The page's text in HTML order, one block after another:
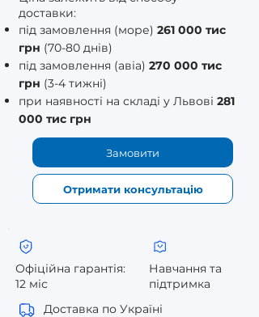
доставки:
під замовлення (море) 261 000 тис
грн (70-80 днів)
під замовлення (авіа) 270 000 тис
грн (3-4 тижні)
при наявності на складі у Львові 281
000 тис грн
Замовити
Отримати консультацію
Офіційна гарантія:
12 міс
Навчання та
підтримка
Доставка по Україні